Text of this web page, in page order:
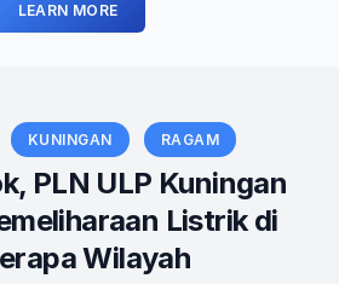
LEARN MORE
KUNINGAN RAGAM
PLN ULP Kuningan
Listrik di
Wilayah